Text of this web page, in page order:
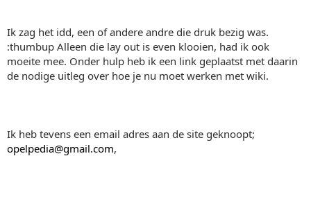
Ik zag het idd, een of andere andre die druk bezig was.
:thumbup Alleen die lay out is even klooien, had ik ook
moeite mee. Onder hulp heb ik een link geplaatst met daarin
de nodige uitleg over hoe je nu moet werken met wiki.
Ik heb tevens een email adres aan de site geknoopt;
opelpedia@gmail.com,